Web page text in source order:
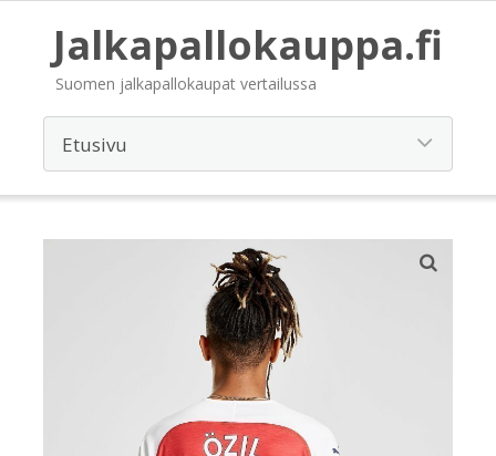
Jalkapallokauppa.fi
Suomen jalkapallokaupat vertailussa